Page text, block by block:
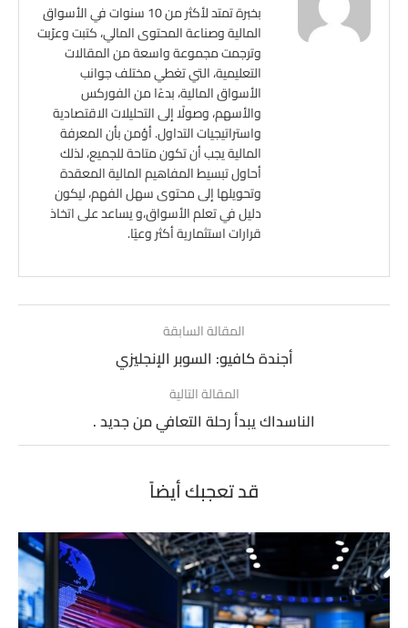
بخبرة تمتد لأكثر من 10 سنوات في الأسواق
المالية وصناعة المحتوى المالي، كتبت وعرّبت
وترجمت مجموعة واسعة من المقالات
التعليمية، التي تغطي مختلف جوانب
الأسواق المالية، بدءًا من الفوركس
والأسهم، وصولًا إلى التحليلات الاقتصادية
واستراتيجيات التداول. أؤمن بأن المعرفة
المالية يجب أن تكون متاحة للجميع، لذلك
أحاول تبسيط المفاهيم المالية المعقدة
وتحويلها إلى محتوى سهل الفهم، ليكون
دليل في تعلم الأسواق،و يساعد على اتخاذ
قرارات استثمارية أكثر وعيًا.
المقالة السابقة
أجندة كافيو: السوبر الإنجليزي
المقالة التالية
الناسداك يبدأ رحلة التعافي من جديد .
قد تعجبك أيضاً